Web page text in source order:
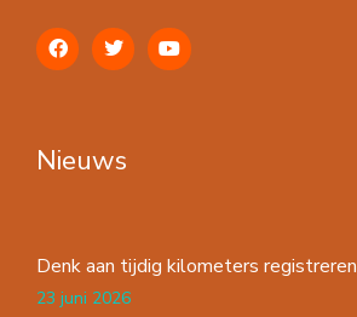
Nieuws
Denk aan tijdig kilometers registreren
23 juni 2026